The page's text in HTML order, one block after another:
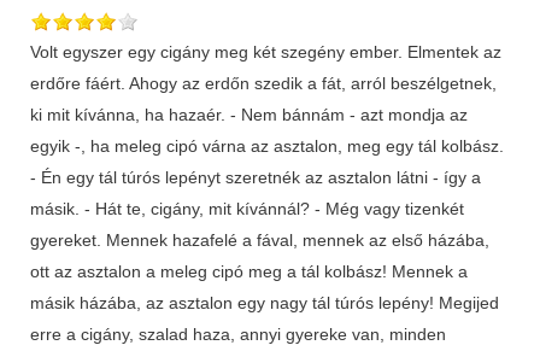
Volt egyszer egy cigány meg két szegény ember. Elmentek az
erdőre fáért. Ahogy az erdőn szedik a fát, arról beszélgetnek,
ki mit kívánna, ha hazaér. - Nem bánnám - azt mondja az
egyik -, ha meleg cipó várna az asztalon, meg egy tál kolbász.
- Én egy tál túrós lepényt szeretnék az asztalon látni - így a
másik. - Hát te, cigány, mit kívánnál? - Még vagy tizenkét
gyereket. Mennek hazafelé a fával, mennek az első házába,
ott az asztalon a meleg cipó meg a tál kolbász! Mennek a
másik házába, az asztalon egy nagy tál túrós lepény! Megijed
erre a cigány, szalad haza, annyi gyereke van, minden